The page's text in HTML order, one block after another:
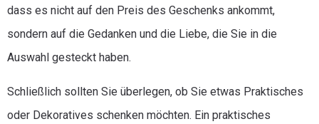
dass es nicht auf den Preis des Geschenks ankommt,
sondern auf die Gedanken und die Liebe, die Sie in die
Auswahl gesteckt haben.
Schließlich sollten Sie überlegen, ob Sie etwas Praktisches
oder Dekoratives schenken möchten. Ein praktisches